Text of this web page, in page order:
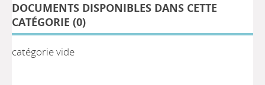
DOCUMENTS DISPONIBLES DANS CETTE
CATÉGORIE (0)
catégorie vide